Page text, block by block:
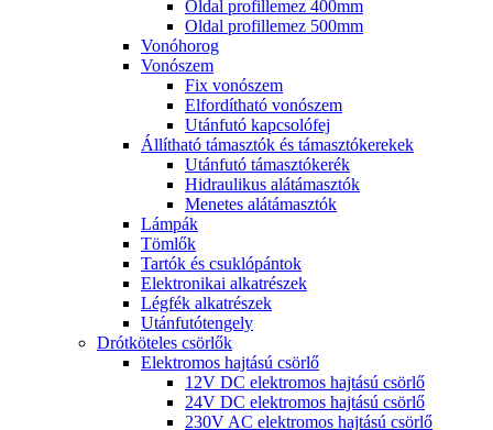
Oldal profillemez 400mm
Oldal profillemez 500mm
Vonóhorog
Vonószem
Fix vonószem
Elfordítható vonószem
Utánfutó kapcsolófej
Állítható támasztók és támasztókerekek
Utánfutó támasztókerék
Hidraulikus alátámasztók
Menetes alátámasztók
Lámpák
Tömlők
Tartók és csuklópántok
Elektronikai alkatrészek
Légfék alkatrészek
Utánfutótengely
Drótköteles csörlők
Elektromos hajtású csörlő
12V DC elektromos hajtású csörlő
24V DC elektromos hajtású csörlő
230V AC elektromos hajtású csörlő